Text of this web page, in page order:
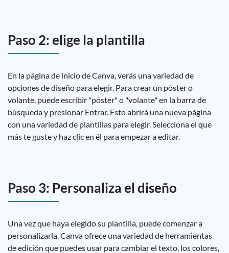
Paso 2: elige la plantilla
En la página de inicio de Canva, verás una variedad de
opciones de diseño para elegir. Para crear un póster o
volante, puede escribir "póster" o "volante" en la barra de
búsqueda y presionar Entrar. Esto abrirá una nueva página
con una variedad de plantillas para elegir. Selecciona el que
más te guste y haz clic en él para empezar a editar.
Paso 3: Personaliza el diseño
Una vez que haya elegido su plantilla, puede comenzar a
personalizarla. Canva ofrece una variedad de herramientas
de edición que puedes usar para cambiar el texto, los colores,